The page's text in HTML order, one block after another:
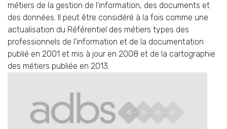
métiers de la gestion de l’information, des documents et
des données. Il peut être considéré à la fois comme une
actualisation du Référentiel des métiers types des
professionnels de l’information et de la documentation
publié en 2001 et mis à jour en 2008 et de la cartographie
des métiers publiée en 2013.